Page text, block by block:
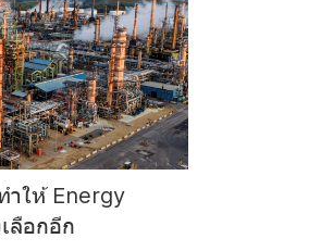
ำให้ Energy
ลือกอีก